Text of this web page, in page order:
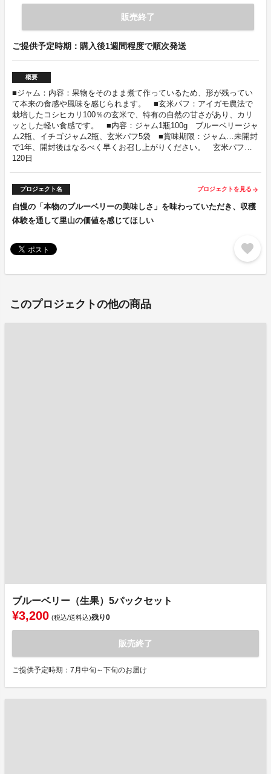
販売終了
ご提供予定時期：購入後1週間程度で順次発送
概要
■ジャム：内容：果物をそのまま煮て作っているため、形が残ってい
て本来の食感や風味を感じられます。 ■玄米パフ：アイガモ農法で
栽培したコシヒカリ100％の玄米で、特有の自然の甘さがあり、カリ
ッとした軽い食感です。 ■内容：ジャム1瓶100g ブルーベリージャ
ム2瓶、イチゴジャム2瓶、玄米パフ5袋 ■賞味期限：ジャム…未開封
で1年、開封後はなるべく早くお召し上がりください。 玄米パフ…
120日
プロジェクト名 プロジェクトを見る arrow_forward
自慢の「本物のブルーベリーの美味しさ」を味わっていただき、収穫
体験を通して里山の価値を感じてほしい
favorite
このプロジェクトの他の商品
ブルーベリー（生果）5パックセット
¥3,200 (税込/送料込)残り0
販売終了
ご提供予定時期：7月中旬～下旬のお届け